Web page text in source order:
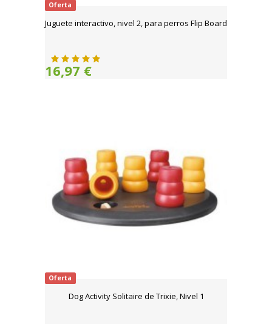
Oferta
Juguete interactivo, nivel 2, para perros Flip Board
16,97 €
Oferta
Dog Activity Solitaire de Trixie, Nivel 1